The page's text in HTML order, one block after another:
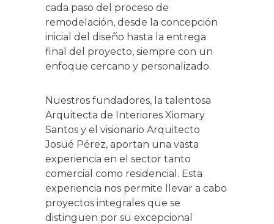
cada paso del proceso de
remodelación, desde la concepción
inicial del diseño hasta la entrega
final del proyecto, siempre con un
enfoque cercano y personalizado.
Nuestros fundadores, la talentosa
Arquitecta de Interiores Xiomary
Santos y el visionario Arquitecto
Josué Pérez, aportan una vasta
experiencia en el sector tanto
comercial como residencial. Esta
experiencia nos permite llevar a cabo
proyectos integrales que se
distinguen por su excepcional